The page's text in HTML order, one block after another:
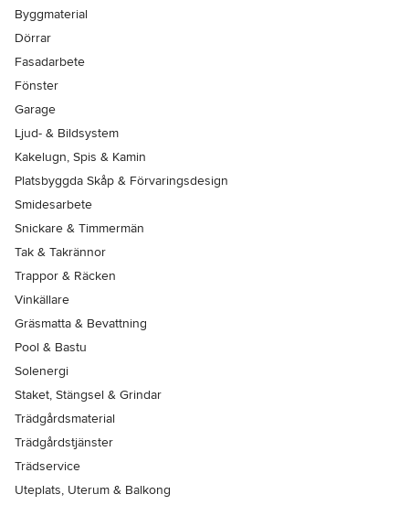
Byggmaterial
Dörrar
Fasadarbete
Fönster
Garage
Ljud- & Bildsystem
Kakelugn, Spis & Kamin
Platsbyggda Skåp & Förvaringsdesign
Smidesarbete
Snickare & Timmermän
Tak & Takrännor
Trappor & Räcken
Vinkällare
Gräsmatta & Bevattning
Pool & Bastu
Solenergi
Staket, Stängsel & Grindar
Trädgårdsmaterial
Trädgårdstjänster
Trädservice
Uteplats, Uterum & Balkong